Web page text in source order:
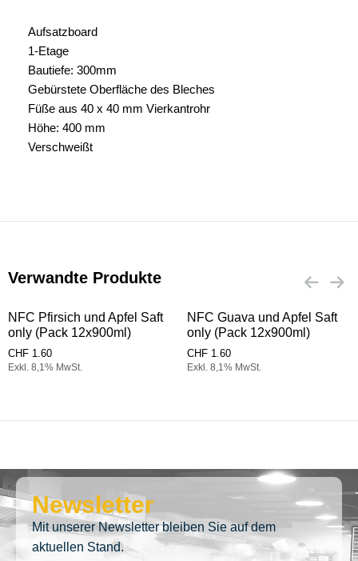
Aufsatzboard
1-Etage
Bautiefe: 300mm
Gebürstete Oberfläche des Bleches
Füße aus 40 x 40 mm Vierkantrohr
Höhe: 400 mm
Verschweißt
Verwandte Produkte
NFC Pfirsich und Apfel Saft
only (Pack 12x900ml)
CHF 1.60
Exkl. 8,1% MwSt.
NFC Guava und Apfel Saft
only (Pack 12x900ml)
CHF 1.60
Exkl. 8,1% MwSt.
Newsletter
Mit unserer Newsletter bleiben Sie auf dem
aktuellen Stand.